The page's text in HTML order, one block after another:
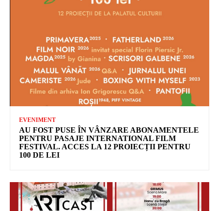
EVENIMENT
AU FOST PUSE ÎN VÂNZARE ABONAMENTELE
PENTRU PASAJE INTERNATIONAL FILM
FESTIVAL. ACCES LA 12 PROIECȚII PENTRU
100 DE LEI